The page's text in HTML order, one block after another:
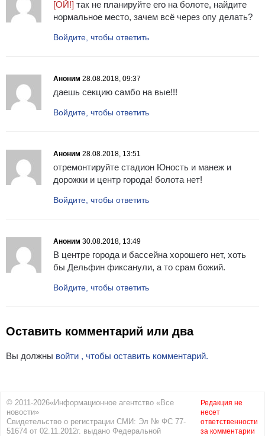
[ОЙ!] так не планируйте его на болоте, найдите
нормальное место, зачем всё через опу делать?
Войдите, чтобы ответить
Аноним 28.08.2018, 09:37
даешь секцию самбо на вые!!!
Войдите, чтобы ответить
Аноним 28.08.2018, 13:51
отремонтируйте стадион Юность и манеж и
дорожки и центр города! болота нет!
Войдите, чтобы ответить
Аноним 30.08.2018, 13:49
В центре города и бассейна хорошего нет, хоть
бы Дельфин фиксанули, а то срам божий.
Войдите, чтобы ответить
Оставить комментарий или два
Вы должны войти , чтобы оставить комментарий.
© 2011-2026«Информационное агентство «Все
новости»
Свидетельство о регистрации СМИ: Эл № ФС 77-
51674 от 02.11.2012г. выдано Федеральной
Редакция не
несет
ответственности
за комментарии